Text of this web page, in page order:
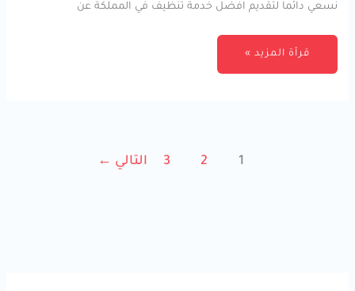
نسعي دائما لتقديم افضل خدمة تنظيف في المملكة عن
قرأة المزيد »
1
2
3 التالي ←